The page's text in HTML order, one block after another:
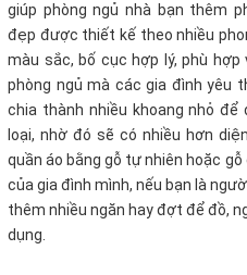
giúp phòng ngủ nhà bạn thêm
đẹp được thiết kế theo nhiều
màu sắc, bố cục hợp lý, phù
phòng ngủ mà các gia đình yêu
chia thành nhiều khoang nhỏ
loại, nhờ đó sẽ có nhiều hơn
quần áo bằng gỗ tự nhiên hoặc
của gia đình mình, nếu bạn là
thêm nhiều ngăn hay đợt để đồ,
dụng.